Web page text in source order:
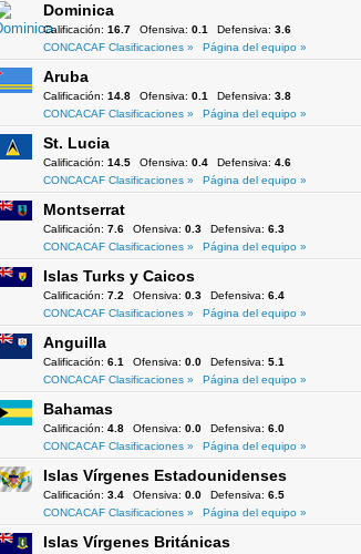
Dominica
Calificación: 16.7 Ofensiva: 0.1 Defensiva: 3.6
CONCACAF Clasificaciones »
Página del equipo »
Aruba
Calificación: 14.8 Ofensiva: 0.1 Defensiva: 3.8
CONCACAF Clasificaciones »
Página del equipo »
St. Lucia
Calificación: 14.5 Ofensiva: 0.4 Defensiva: 4.6
CONCACAF Clasificaciones »
Página del equipo »
Montserrat
Calificación: 7.6 Ofensiva: 0.3 Defensiva: 6.3
CONCACAF Clasificaciones »
Página del equipo »
Islas Turks y Caicos
Calificación: 7.2 Ofensiva: 0.3 Defensiva: 6.4
CONCACAF Clasificaciones »
Página del equipo »
Anguilla
Calificación: 6.1 Ofensiva: 0.0 Defensiva: 5.1
CONCACAF Clasificaciones »
Página del equipo »
Bahamas
Calificación: 4.8 Ofensiva: 0.0 Defensiva: 6.0
CONCACAF Clasificaciones »
Página del equipo »
Islas Vírgenes Estadounidenses
Calificación: 3.4 Ofensiva: 0.0 Defensiva: 6.5
CONCACAF Clasificaciones »
Página del equipo »
Islas Vírgenes Británicas